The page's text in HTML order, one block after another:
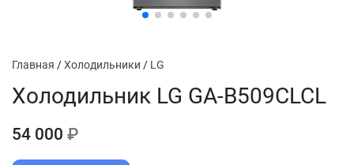
Главная /Холодильники / LG
Холодильник LG GA-B509CLCL
54 000 ₽